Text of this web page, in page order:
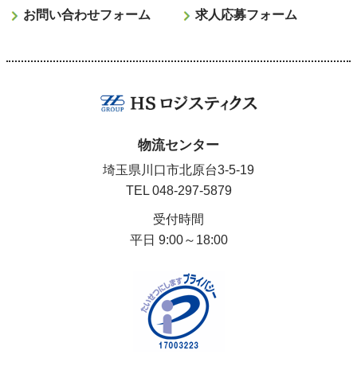
お問い合わせフォーム 求人応募フォーム
物流センター
埼玉県川口市北原台3-5-19
TEL 048-297-5879
受付時間
平日 9:00～18:00